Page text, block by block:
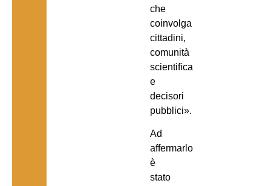
che
coinvolga
cittadini,
comunità
scientifica
e
decisori
pubblici».
Ad
affermarlo
è
stato